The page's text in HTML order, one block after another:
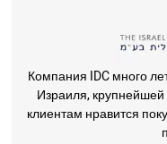
Компания IDC много
Израиля,
клиентам нравится